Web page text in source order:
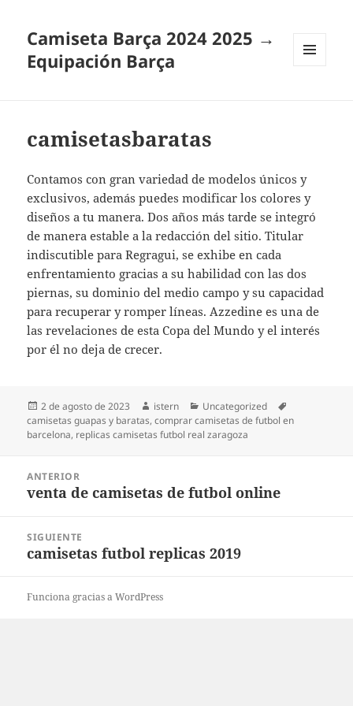
Camiseta Barça 2024 2025 →
Equipación Barça
camisetasbaratas
Contamos con gran variedad de modelos únicos y
exclusivos, además puedes modificar los colores y
diseños a tu manera. Dos años más tarde se integró
de manera estable a la redacción del sitio. Titular
indiscutible para Regragui, se exhibe en cada
enfrentamiento gracias a su habilidad con las dos
piernas, su dominio del medio campo y su capacidad
para recuperar y romper líneas. Azzedine es una de
las revelaciones de esta Copa del Mundo y el interés
por él no deja de crecer.
Publicado
el
2 de agosto de 2023 Autor
istern Categorías
Uncategorized
camisetas guapas y baratas,comprar camisetas de futbol en
barcelona, replicas camisetas futbol real zaragoza
entradas
ANTERIOR
Entrada
venta de camisetas de futbol online
SIGUIENTE
Entrada
camisetas futbol replicas 2019
Funciona gracias a WordPress